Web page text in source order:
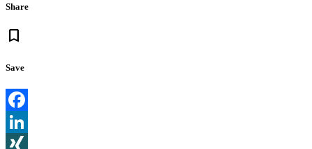
Share
bookmark
Save
Facebook
LinkedIn